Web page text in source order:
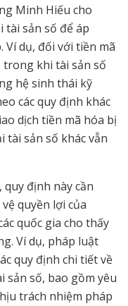
Minh Hiếu cho
tài sản số để áp
dụ, đối với tiền mã
khi tài sản số
hệ sinh thái kỹ
các quy định khác
dịch tiền mã hóa bị
tài sản số khác vẫn
định này cần
quyền lợi của
quốc gia cho thấy
Ví dụ, pháp luật
quy định chi tiết về
sản số, bao gồm yêu
trách nhiệm pháp